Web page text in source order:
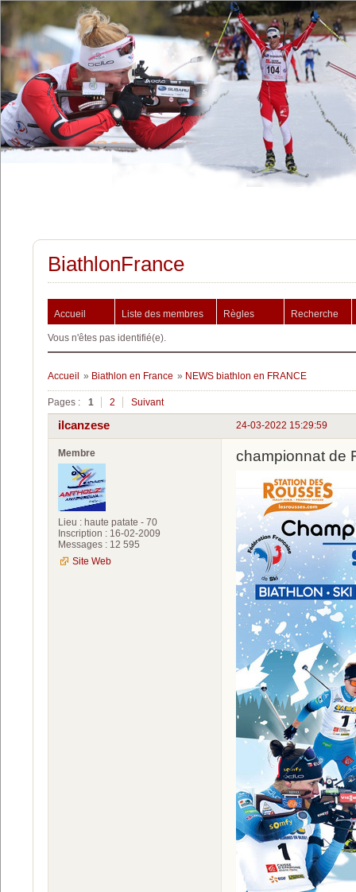
BiathlonFrance
Accueil Liste des membres Règles Recherche
Vous n'êtes pas identifié(e).
Accueil » Biathlon en France » NEWS biathlon en FRANCE
Pages : 1 2 Suivant
24-03-2022 15:29:59
ilcanzese
Membre
Lieu : haute patate - 70
Inscription : 16-02-2009
Messages : 12 595
Site Web
championnat de